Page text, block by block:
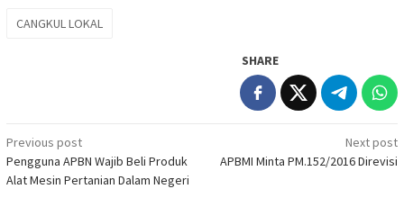
CANGKUL LOKAL
SHARE
Post
navigation
Previous post
Pengguna APBN Wajib Beli Produk
Alat Mesin Pertanian Dalam Negeri
Next post
APBMI Minta PM.152/2016 Direvisi